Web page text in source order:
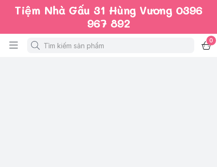
Tiệm Nhà Gấu 31 Hùng Vương 0396
967 892
0